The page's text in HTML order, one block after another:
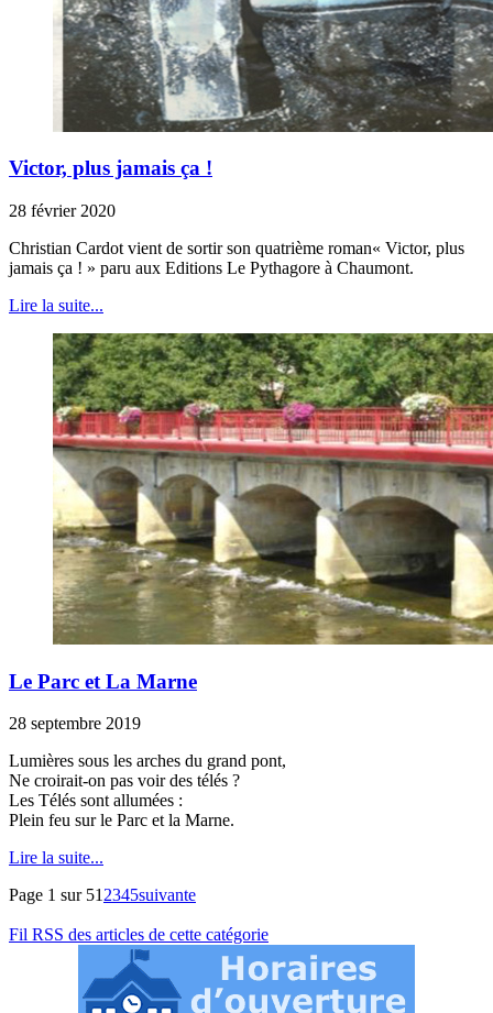
Victor, plus jamais ça !
28 février 2020
Christian Cardot vient de sortir son quatrième roman« Victor, plus
jamais ça ! » paru aux Editions Le Pythagore à Chaumont.
Lire la suite...
Le Parc et La Marne
28 septembre 2019
Lumières sous les arches du grand pont,
Ne croirait-on pas voir des télés ?
Les Télés sont allumées :
Plein feu sur le Parc et la Marne.
Lire la suite...
Page 1 sur 51 2345suivante
Fil RSS des articles de cette catégorie